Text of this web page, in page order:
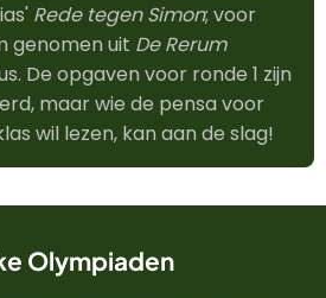
Rede tegen Simon; voor
genomen uit De Rerum
De opgaven voor ronde 1 zijn
maar wie de pensa voor
wil lezen, kan aan de slag!
Olympiaden